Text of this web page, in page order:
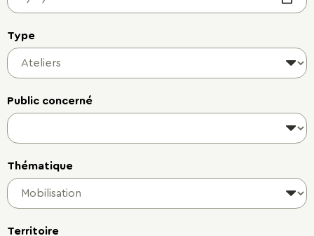
Type
Public concerné
Thématique
Territoire